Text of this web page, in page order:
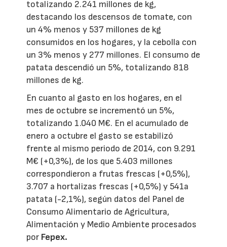
totalizando 2.241 millones de kg,
destacando los descensos de tomate, con
un 4% menos y 537 millones de kg
consumidos en los hogares, y la cebolla con
un 3% menos y 277 millones. El consumo de
patata descendió un 5%, totalizando 818
millones de kg.
En cuanto al gasto en los hogares, en el
mes de octubre se incrementó un 5%,
totalizando 1.040 M€. En el acumulado de
enero a octubre el gasto se estabilizó
frente al mismo periodo de 2014, con 9.291
M€ (+0,3%), de los que 5.403 millones
correspondieron a frutas frescas (+0,5%),
3.707 a hortalizas frescas (+0,5%) y 541a
patata (-2,1%), según datos del Panel de
Consumo Alimentario de Agricultura,
Alimentación y Medio Ambiente procesados
por Fepex.